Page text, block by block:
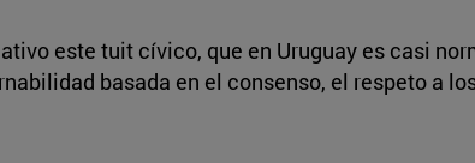
este tuit cívico, que en Uruguay es casi
basada en el consenso, el respeto a